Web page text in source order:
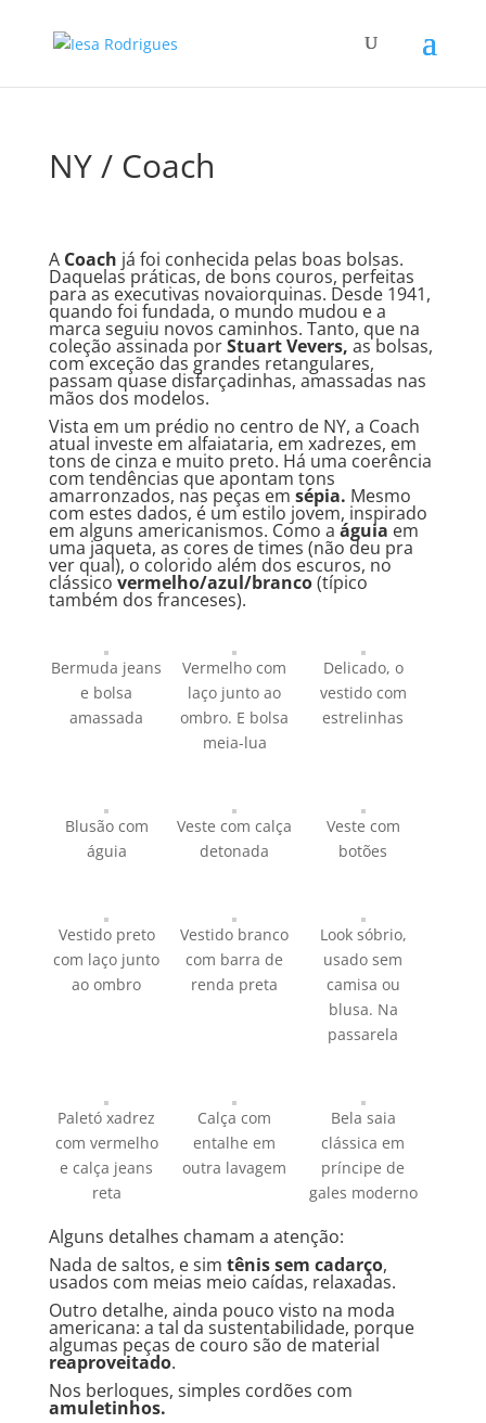
NY / Coach
A Coach já foi conhecida pelas boas bolsas.
Daquelas práticas, de bons couros, perfeitas
para as executivas novaiorquinas. Desde 1941,
quando foi fundada, o mundo mudou e a
marca seguiu novos caminhos. Tanto, que na
coleção assinada porStuart Vevers, as bolsas,
com exceção das grandes retangulares,
passam quase disfarçadinhas, amassadas nas
mãos dos modelos.
Vista em um prédio no centro de NY, a Coach
atual investe em alfaiataria, em xadrezes, em
tons de cinza e muito preto. Há uma coerência
com tendências que apontam tons
amarronzados, nas peças em sépia. Mesmo
com estes dados, é um estilo jovem, inspirado
em alguns americanismos. Como a águia em
uma jaqueta, as cores de times (não deu pra
ver qual), o colorido além dos escuros, no
clássicovermelho/azul/branco(típico
também dos franceses).
Bermuda jeans
e bolsa
amassada
Vermelho com
laço junto ao
ombro. E bolsa
meia-lua
Delicado, o
vestido com
estrelinhas
Blusão com
águia
Veste com calça
detonada
Veste com
botões
Vestido preto
com laço junto
ao ombro
Vestido branco
com barra de
renda preta
Look sóbrio,
usado sem
camisa ou
blusa. Na
passarela
Paletó xadrez
com vermelho
e calça jeans
reta
Calça com
entalhe em
outra lavagem
Bela saia
clássica em
príncipe de
gales moderno
Alguns detalhes chamam a atenção:
Nada de saltos, e sim tênis sem cadarço,
usados com meias meio caídas, relaxadas.
Outro detalhe, ainda pouco visto na moda
americana: a tal da sustentabilidade, porque
algumas peças de couro são de material
reaproveitado.
Nos berloques, simples cordões com
amuletinhos.